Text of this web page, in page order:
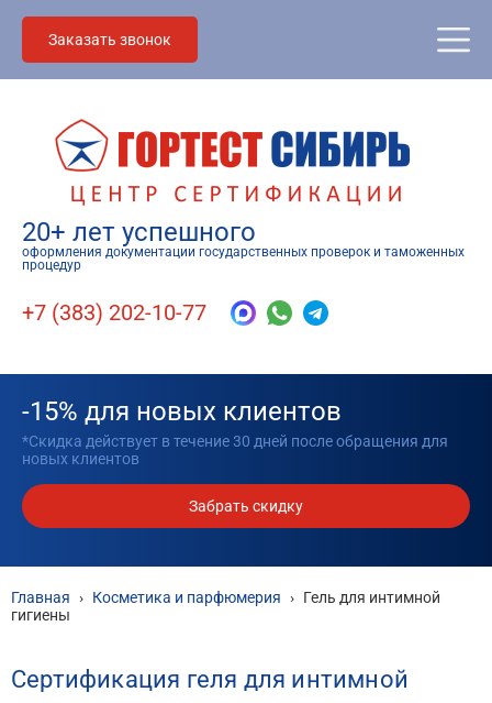
Заказать звонок
20+ лет успешного
оформления документации государственных проверок и таможенных
процедур
+7 (383) 202-10-77
-15% для новых клиентов
*Скидка действует в течение 30 дней после обращения для
новых клиентов
Забрать скидку
Главная › Косметика и парфюмерия › Гель для интимной
гигиены
Сертификация геля для интимной